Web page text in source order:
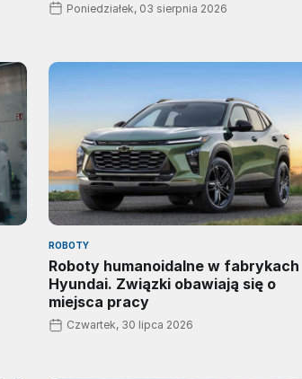
Poniedziałek, 03 sierpnia 2026
ROBOTY
Roboty humanoidalne w fabrykach
Hyundai. Związki obawiają się o
miejsca pracy
Czwartek, 30 lipca 2026